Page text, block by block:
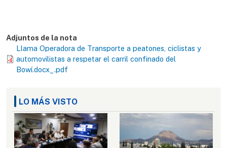
Adjuntos de la nota
Llama Operadora de Transporte a peatones, ciclistas y
automovilistas a respetar el carril confinado del
Bowí.docx_.pdf
LO MÁS VISTO